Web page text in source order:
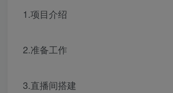
1.项目介绍
2.准备工作
3.直播间搭建